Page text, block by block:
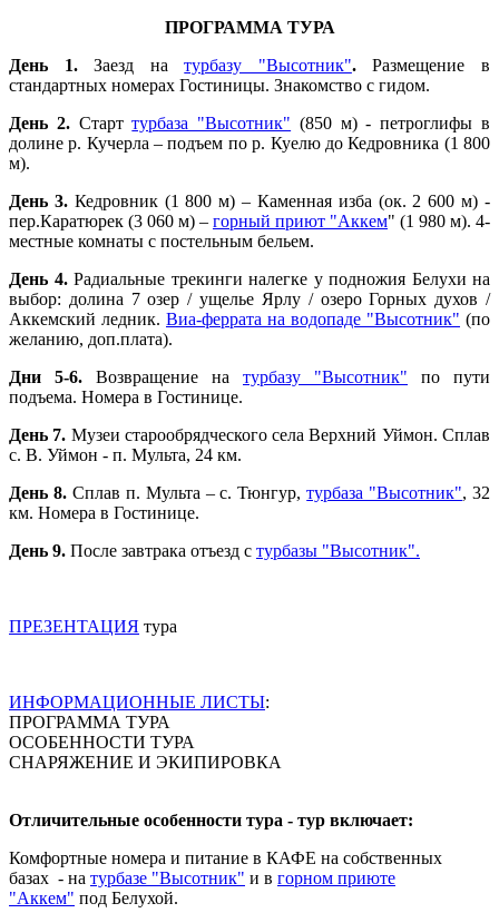
ПРОГРАММА ТУРА
День 1.Заезд натурбазу "Высотник".Размещение в
стандартных номерах Гостиницы. Знакомство с гидом.
День 2.Старттурбаза "Высотник" (850 м) - петроглифы в
долине р. Кучерла – подъем по р. Куелю до Кедровника (1 800
м).
День 3.Кедровник (1 800 м) – Каменная изба (ок. 2 600 м) -
пер.Каратюрек (3 060 м) – горный приют "Аккем" (1 980 м). 4-
местные комнаты с постельным бельем.
День 4.Радиальные трекинги налегке у подножия Белухи на
выбор: долина 7 озер / ущелье Ярлу / озеро Горных духов /
Аккемский ледник. Виа-феррата на водопаде "Высотник" (по
желанию, доп.плата).
Дни 5-6. Возвращение на турбазу "Высотник" по пути
подъема. Номера в Гостинице.
День 7. Музеи старообрядческого села Верхний Уймон. Сплав
с. В. Уймон - п. Мульта, 24 км.
День 8.Сплав п. Мульта – с. Тюнгур,турбаза "Высотник", 32
км. Номера в Гостинице.
День 9. После завтрака отъезд с турбазы "Высотник".
ПРЕЗЕНТАЦИЯ тура
ИНФОРМАЦИОННЫЕ ЛИСТЫ:
ПРОГРАММА ТУРА
ОСОБЕННОСТИ ТУРА
СНАРЯЖЕНИЕ И ЭКИПИРОВКА
Отличительные особенности тура - тур включает:
Комфортные номера и питание в КАФЕ на собственных
базах - на турбазе "Высотник" и в горном приюте
"Аккем" под Белухой.